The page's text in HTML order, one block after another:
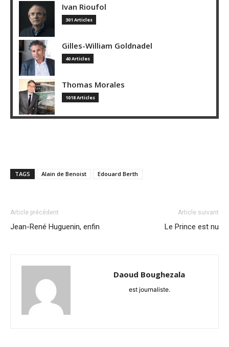
Ivan Rioufol
301 Articles
Gilles-William Goldnadel
40 Articles
Thomas Morales
1018 Articles
TAGS Alain de Benoist Edouard Berth
Article précédent
Jean-René Huguenin, enfin
Article suivant
Le Prince est nu
Daoud Boughezala
est journaliste.